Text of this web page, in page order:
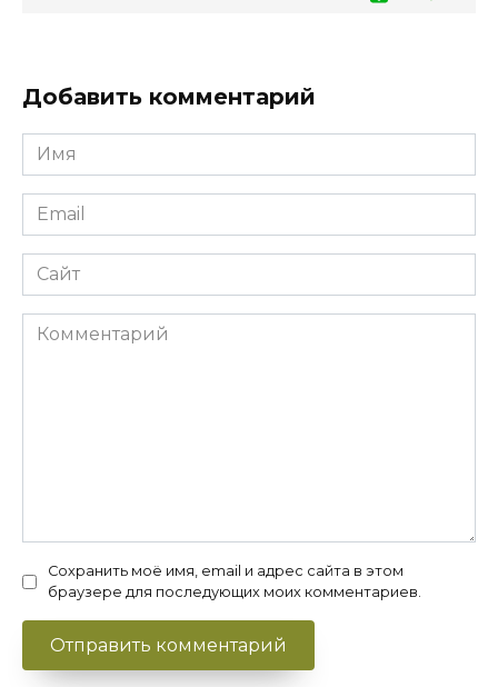
Добавить комментарий
Имя
*
Email
*
Сайт
Комментарий
Сохранить моё имя, email и адрес сайта в этом
браузере для последующих моих комментариев.